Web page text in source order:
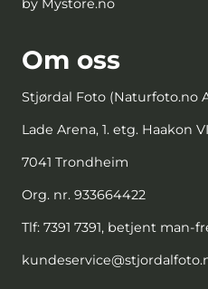
by Mystore.no
Om oss
Stjørdal Foto (Naturfoto.no
Lade Arena, 1. etg. Haakon
7041 Trondheim
Org. nr. 933664422
Tlf: 7391 7391, betjent man-